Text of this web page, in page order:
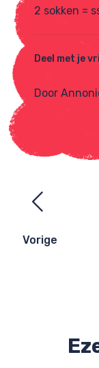
2 sokken =
Deel met je
Door
navigatie
Vorige